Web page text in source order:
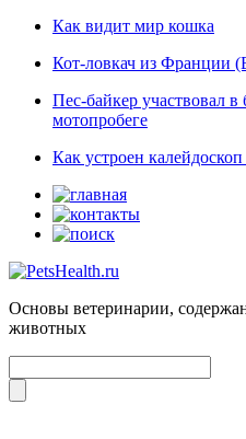
Как видит мир кошка
Кот-ловкач из Франции
Пес-байкер участвовал в
мотопробеге
Как устроен
Основы ветеринарии,
животных